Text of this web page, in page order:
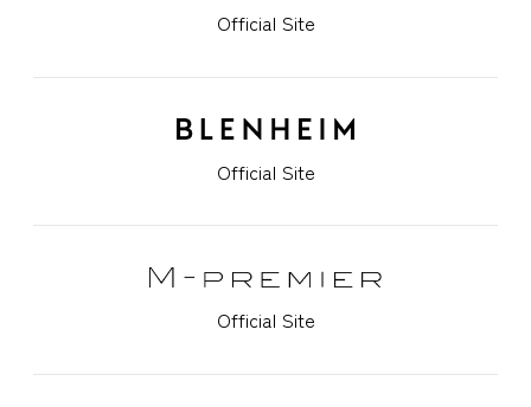
Official Site
Official Site
Official Site